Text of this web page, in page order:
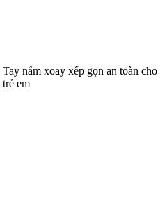
Tay nắm xoay xếp gọn an toàn cho
trẻ em